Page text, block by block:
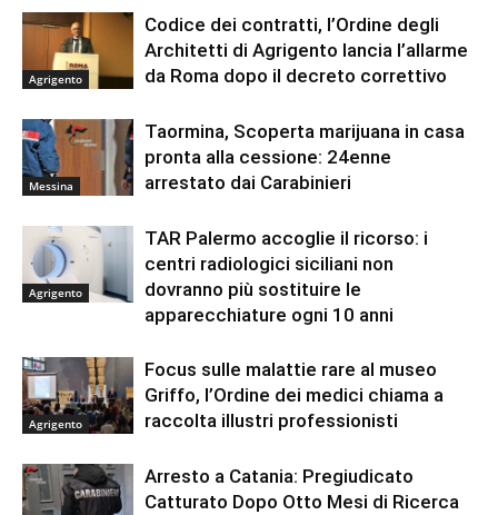
Agrigento
Codice dei contratti, l’Ordine degli
Architetti di Agrigento lancia l’allarme
da Roma dopo il decreto correttivo
Messina
Taormina, Scoperta marijuana in casa
pronta alla cessione: 24enne
arrestato dai Carabinieri
Agrigento
TAR Palermo accoglie il ricorso: i
centri radiologici siciliani non
dovranno più sostituire le
apparecchiature ogni 10 anni
Agrigento
Focus sulle malattie rare al museo
Griffo, l’Ordine dei medici chiama a
raccolta illustri professionisti
Arresto a Catania: Pregiudicato
Catturato Dopo Otto Mesi di Ricerca